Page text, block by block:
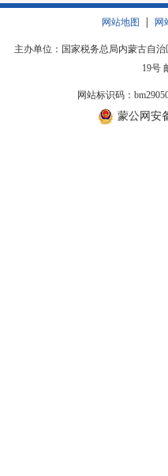
网站地图 网
主办单位：国家税务总局内蒙古自
19号
网站标识码：
蒙公网安